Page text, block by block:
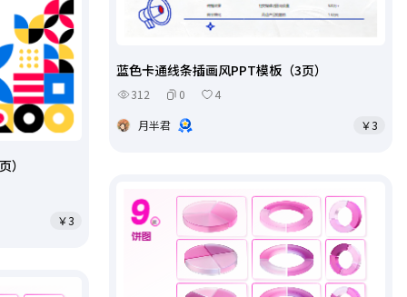
蓝色卡通线条插画风PPT模板（3页）
312 0
4
月半君
￥3
）
￥3